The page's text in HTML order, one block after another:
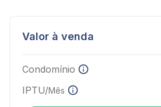
Valor à venda
Condomínio
IPTU/Mês